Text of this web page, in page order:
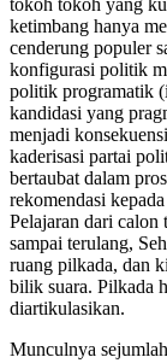
ketimbang hanya
cenderung populer
konfigurasi politik
politik programatik
kandidasi yang
menjadi
kaderisasi partai
bertaubat dalam
rekomendasi
Pelajaran dari calon
sampai terulang,
ruang pilkada, dan
bilik suara. Pilkada
diartikulasikan.
Munculnya